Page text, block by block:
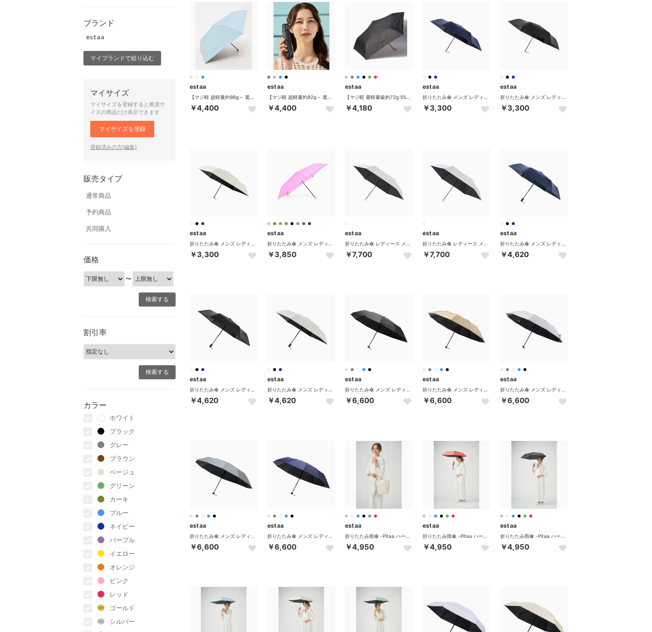
ブランド
estaa
マイブランドで絞り込む
マイサイズ
マイサイズを登録すると推奨サ
イズの商品だけ表示できます
マイサイズを登録
登録済みの方(編集)
販売タイプ
通常商品
予約商品
共同購入
価格
〜
割引率
カラー
ホワイト
ブラック
グレー
ブラウン
ベージュ
グリーン
カーキ
ブルー
ネイビー
パープル
イエロー
オレンジ
ピンク
レッド
ゴールド
シルバー
estaa
￥4,400
estaa
￥4,400
estaa
￥4,180
estaa
￥3,300
estaa
￥3,300
estaa
￥3,300
estaa
￥3,850
estaa
￥7,700
estaa
￥7,700
estaa
￥4,620
estaa
￥4,620
estaa
￥4,620
estaa
￥6,600
estaa
￥6,600
estaa
￥6,600
estaa
￥6,600
estaa
￥6,600
estaa
￥4,950
estaa
￥4,950
estaa
￥4,950